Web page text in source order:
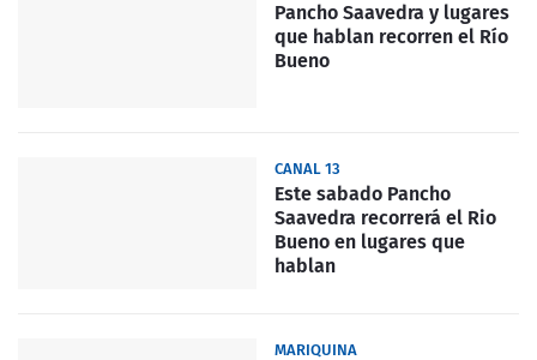
Pancho Saavedra y lugares
que hablan recorren el Río
Bueno
CANAL 13
Este sabado Pancho
Saavedra recorrerá el Rio
Bueno en lugares que
hablan
MARIQUINA